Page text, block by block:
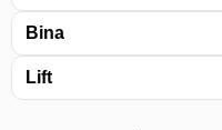
Bina
Lift